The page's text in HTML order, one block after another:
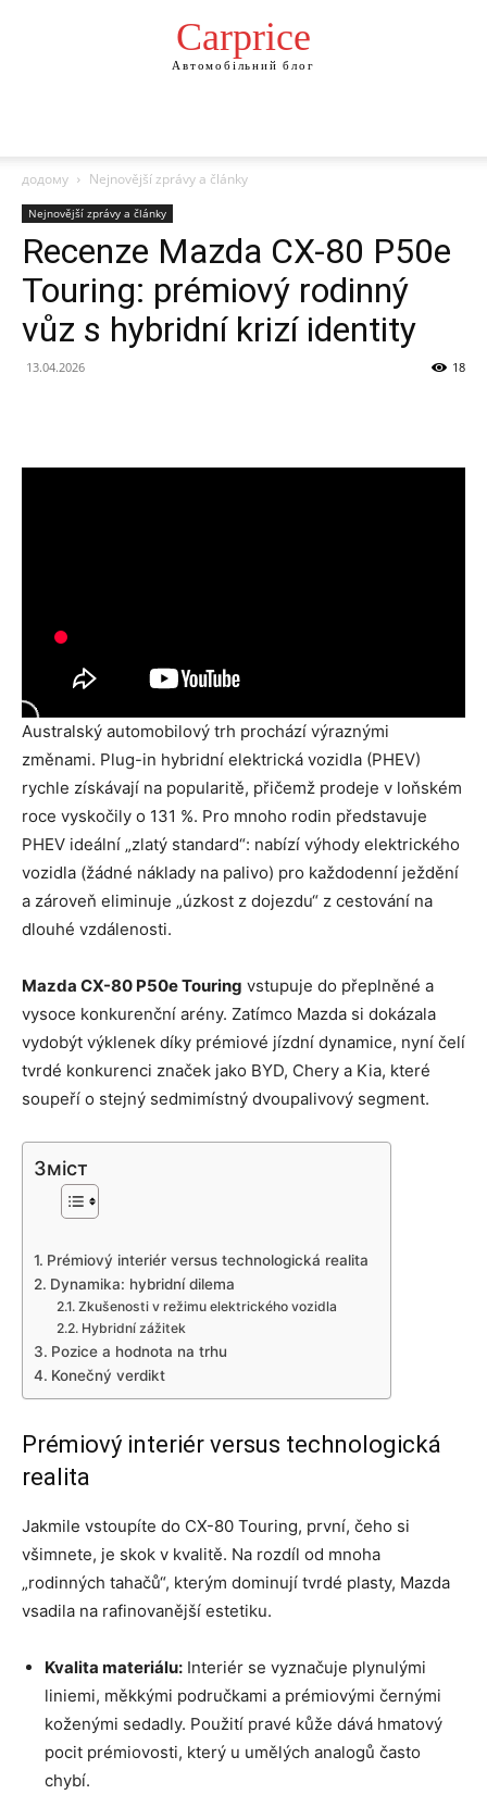
Сarprice
Автомобільний блог
додому Nejnovější zprávy a články
Nejnovější zprávy a články
Recenze Mazda CX-80 P50e
Touring: prémiový rodinný
vůz s hybridní krizí identity
13.04.2026 18
Australský automobilový trh prochází výraznými
změnami. Plug-in hybridní elektrická vozidla (PHEV)
rychle získávají na popularitě, přičemž prodeje v loňském
roce vyskočily o 131 %. Pro mnoho rodin představuje
PHEV ideální „zlatý standard“: nabízí výhody elektrického
vozidla (žádné náklady na palivo) pro každodenní ježdění
a zároveň eliminuje „úzkost z dojezdu“ z cestování na
dlouhé vzdálenosti.
Mazda CX-80 P50e Touring vstupuje do přeplněné a
vysoce konkurenční arény. Zatímco Mazda si dokázala
vydobýt výklenek díky prémiové jízdní dynamice, nyní čelí
tvrdé konkurenci značek jako BYD, Chery a Kia, které
soupeří o stejný sedmimístný dvoupalivový segment.
Зміст
Prémiový interiér versus technologická realita
Dynamika: hybridní dilema
Zkušenosti v režimu elektrického vozidla
Hybridní zážitek
Pozice a hodnota na trhu
Konečný verdikt
Prémiový interiér versus technologická
realita
Jakmile vstoupíte do CX-80 Touring, první, čeho si
všimnete, je skok v kvalitě. Na rozdíl od mnoha
„rodinných tahačů“, kterým dominují tvrdé plasty, Mazda
vsadila na rafinovanější estetiku.
Kvalita materiálu: Interiér se vyznačuje plynulými
liniemi, měkkými područkami a prémiovými černými
koženými sedadly. Použití pravé kůže dává hmatový
pocit prémiovosti, který u umělých analogů často
chybí.